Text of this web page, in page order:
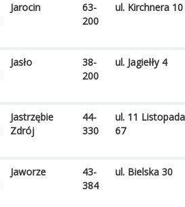
Jarocin
63-
200
ul. Kirchnera 10
Jasło
38-
200
ul. Jagiełły 4
Jastrzębie
Zdrój
44-
330
ul. 11 Listopada
67
Jaworze
43-
384
ul. Bielska 30